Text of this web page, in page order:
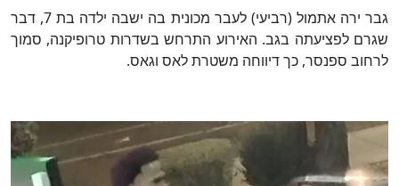
גבר ירה אתמול (רביעי) לעבר מכונית בה ישבה ילדה בת 7, דבר
שגרם לפציעתה בגב. האירוע התרחש בשדרות טרופיקנה, סמוך
לרחוב ספנסר, כך דיווחה משטרת לאס וגאס.